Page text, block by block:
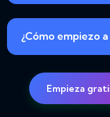
¿Cómo empiezo
Empieza